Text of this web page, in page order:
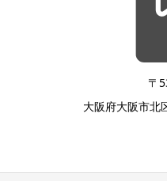
〒
大阪府大阪市北